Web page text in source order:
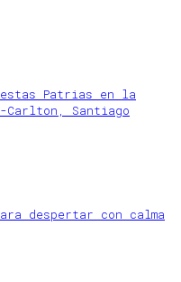
Patrias en la
Santiago
despertar con calma